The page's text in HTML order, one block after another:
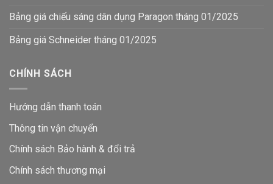
Bảng giá chiếu sáng dân dụng Paragon tháng 01/2025
Bảng giá Schneider tháng 01/2025
CHÍNH SÁCH
Hướng dẫn thanh toán
Thông tin vận chuyển
Chính sách Bảo hành & đổi trả
Chính sách thương mại